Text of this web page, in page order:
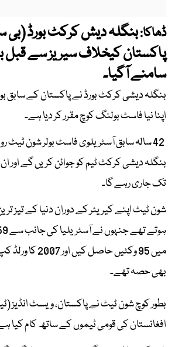
ڈھاکا:بنگلہ دیش کرکٹ بورڈ (بی
پاکستان کیخلاف سیریز سے قبل
سامنے آگیا۔
بنگلہ دیشی کرکٹ بورڈ نے پاکستان کے سابق
اپنا نیا فاسٹ بولنگ کوچ مقرر کر دیا ہے۔
42 سالہ سابق آسٹریلوی فاسٹ بولر شون ٹیٹ
تک جاری رہے گا۔
شون ٹیٹ اپنے کیریئر کے دوران دنیا کے تیز
میں 95 وکٹیں حاصل
بھی حصہ تھے۔
بطور کوچ شون ٹیٹ نے پاکستان، ویسٹ انڈیز
افغانستان کی قومی ٹیموں کے ساتھ کام کیا